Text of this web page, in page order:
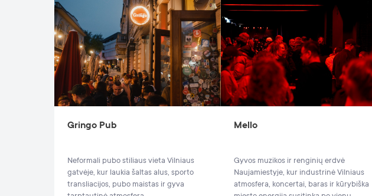
Gringo Pub
Neformali pubo stiliaus vieta Vilniaus
gatvėje, kur laukia šaltas alus, sporto
transliacijos, pubo maistas ir gyva
Mello
Gyvos muzikos ir renginių erdvė
Naujamiestyje, kur industrinė Vilniaus
atmosfera, koncertai, baras ir kūrybiška